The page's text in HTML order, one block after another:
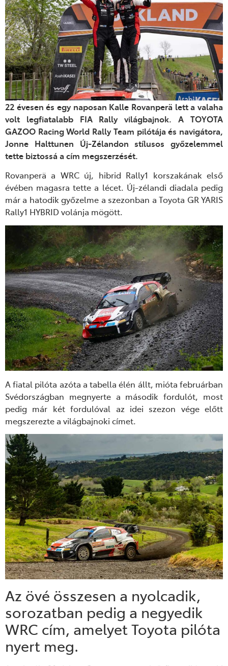
22 évesen és egy naposan Kalle Rovanperä lett a valaha
volt legfiatalabb FIA Rallyvilágbajnok.A TOYOTA
GAZOO Racing World Rally Team pilótája és navigátora,
Jonne Halttunen Új-Zélandon stílusos győzelemmel
tette biztossá a cím megszerzését.
Rovanperä a WRC új, hibrid Rally1 korszakának első
évében magasra tette a lécet. Új-zélandi diadala pedig
már a hatodik győzelme a szezonban a Toyota GR YARIS
Rally1 HYBRID volánja mögött.
A fiatal pilóta azóta a tabella élén állt, mióta februárban
Svédországban megnyerte a második fordulót, most
pedig már két fordulóval az idei szezon vége előtt
megszerezte a világbajnoki címet.
Az övé összesen a nyolcadik,
sorozatban pedig a negyedik
WRC cím, amelyet Toyota pilóta
nyert meg.